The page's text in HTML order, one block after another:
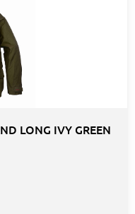
LONG IVY GREEN